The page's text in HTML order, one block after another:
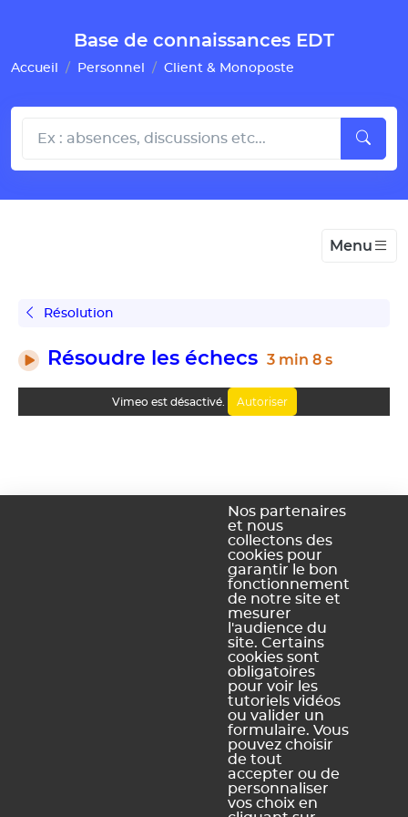
Base de connaissances EDT
Accueil Personnel Client & Monoposte
Menu
Résolution
Résoudre les échecs 3 min 8 s
Vimeo est désactivé. Autoriser
Ce contenu vous a été utile ?
Pas vraiment
https://docs.index-education.com/docs_fr/fr-edt-
support-fiche-4157-967-resoudre-les-echecs.php
Nos partenaires
et nous
collectons des
cookies pour
garantir le bon
fonctionnement
de notre site et
mesurer
l'audience du
site. Certains
cookies sont
obligatoires
pour voir les
tutoriels vidéos
ou valider un
formulaire. Vous
pouvez choisir
de tout
accepter ou de
personnaliser
vos choix en